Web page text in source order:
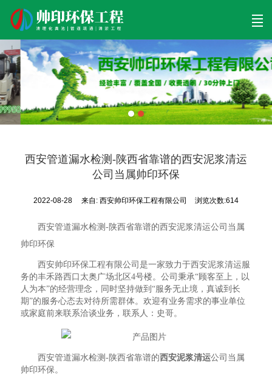
首页 清理工程 清淤工程 污泥工程 清淤检测 关于帅印 联系我们
西安管道漏水检测-陕西省靠谱的西安泥浆清运
公司当属帅印环保
2022-08-28 来自:西安帅印环保工程有限公司 浏览次数:614
西安管道漏水检测-陕西省靠谱的西安泥浆清运公司当属
帅印环保
西安帅印环保工程有限公司是一家致力于西安泥浆清运服
务的丰禾路西口太奥广场北区4号楼。公司秉承“顾客至上，以
人为本”的经营理念，同时坚持做到“服务无止境，真诚到长
期”的服务心态去对待所需群体。欢迎有业务需求的事业单位
或家庭前来联系洽谈业务，联系人：史哥。
西安管道漏水检测-陕西省靠谱的西安泥浆清运公司当属
帅印环保。